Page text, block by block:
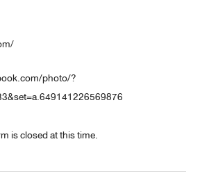
photo/?
is closed at this time.